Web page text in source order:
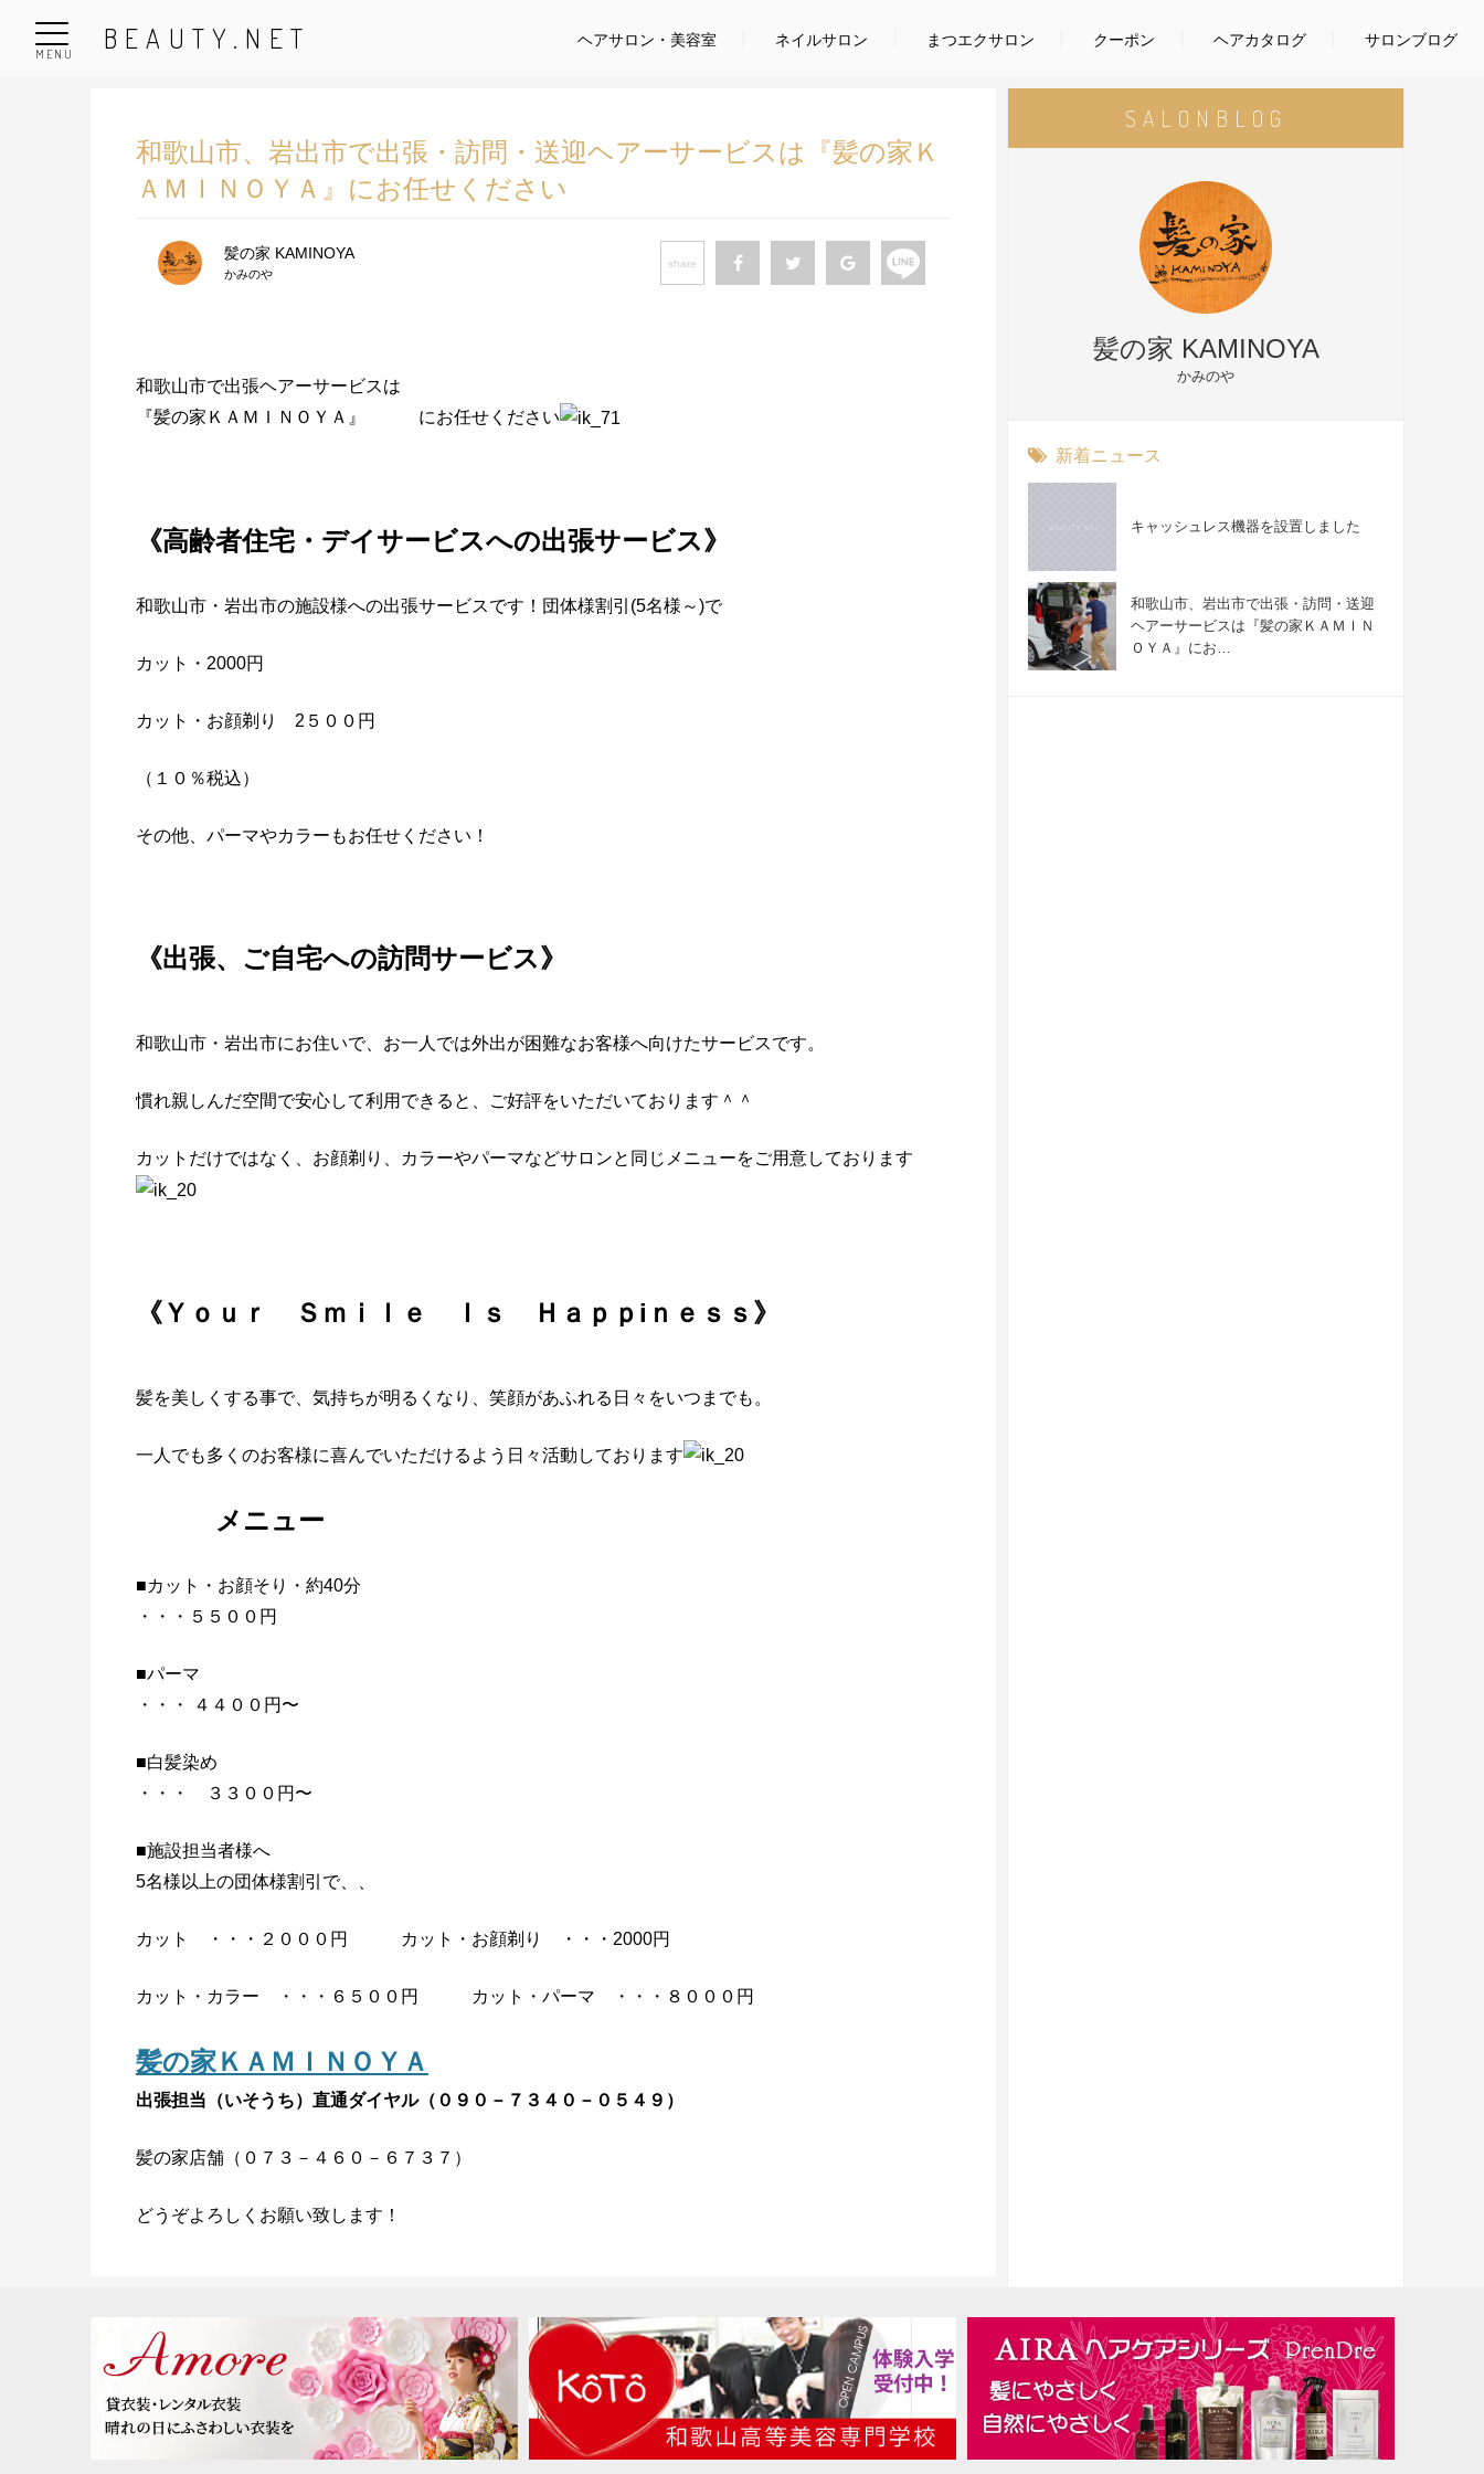
BEAUTY.NET ヘアサロン ・美容室 ネイルサロン まつエクサロン クーポン ヘアカタログ サロンブログ
MENU
和歌山市、岩出市で出張・訪問・送迎ヘアーサービスは『髪の家Ｋ
ＡＭＩＮＯＹＡ』にお任せください
髪の家 KAMINOYA
かみのや
share
和歌山市で出張ヘアーサービスは
『髪の家ＫＡＭＩＮＯＹＡ』 にお任せください
《高齢者住宅・デイサービスへの出張サービス》
和歌山市・岩出市の施設様への出張サービスです！団体様割引(5名様～)で
カット・2000円
カット・お顔剃り 2５００円
（１０％税込）
その他、パーマやカラーもお任せください！
《出張、ご自宅への訪問サービス》
和歌山市・岩出市にお住いで、お一人では外出が困難なお客様へ向けたサービスです。
慣れ親しんだ空間で安心して利用できると、ご好評をいただいております＾＾
カットだけではなく、お顔剃り、カラーやパーマなどサロンと同じメニューをご用意しております
《Ｙｏｕｒ Ｓｍｉｌｅ Ｉｓ Ｈａｐｐiｎｅｓｓ 》
髪を美しくする事で、気持ちが明るくなり、笑顔があふれる日々をいつまでも。
一人でも多くのお客様に喜んでいただけるよう日々活動しております
メニュー
■カット・お顔そり・約40分
・・・５５００円
■パーマ
・・・ ４４００円〜
■白髪染め
・・・ ３３００円〜
■施設担当者様へ
5名様以上の団体様割引で、、
カット ・・・２０００円 カット・お顔剃り ・・・2000円
カット・カラー ・・・６５００円 カット・パーマ ・・・８０００円
髪の家ＫＡＭＩＮＯＹＡ
出張担当（いそうち）直通ダイヤル（０９０－７３４０－０５４９）
髪の家店舗（０７３－４６０－６７３７）
どうぞよろしくお願い致します！
SALON BLOG
髪の家 KAMINOYA
かみのや
新着ニュース
キャッシュレス機器を設置しました
和歌山市、岩出市で出張・訪問・送迎
ヘアーサービスは『髪の家ＫＡＭＩＮ
ＯＹＡ』にお…